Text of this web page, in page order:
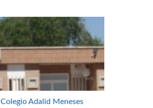
Colegio Adalid Meneses